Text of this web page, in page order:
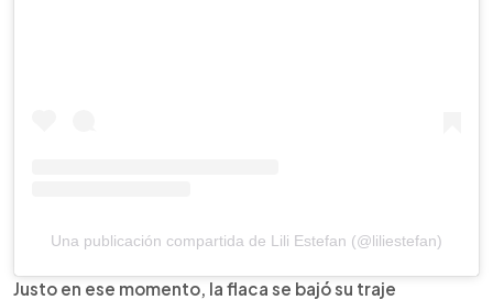
Una publicación compartida de Lili Estefan (@liliestefan)
Justo en ese momento, la flaca se bajó su traje